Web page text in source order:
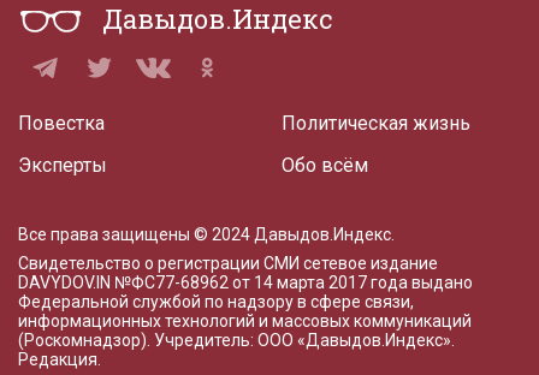
Давыдов.Индекс
Повестка
Эксперты
Политическая жизнь
Обо всём
Все права защищены © 2024 Давыдов.Индекс.
Свидетельство о регистрации СМИ сетевое издание
DAVYDOV.IN №ФС77-68962 от 14 марта 2017 года выдано
Федеральной службой по надзору в сфере связи,
информационных технологий и массовых коммуникаций
(Роскомнадзор). Учредитель: ООО «Давыдов.Индекс».
Редакция